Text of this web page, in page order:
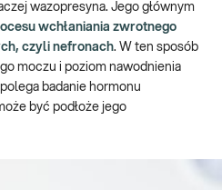
wazopresyna. Jego głównym
wchłaniania zwrotnego
czyli nefronach. W ten sposób
moczu i poziom nawodnienia
badanie hormonu
być podłoże jego